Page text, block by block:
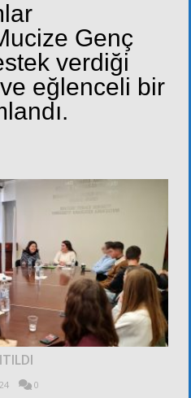
Genç
verdiği
eğlenceli bir
0